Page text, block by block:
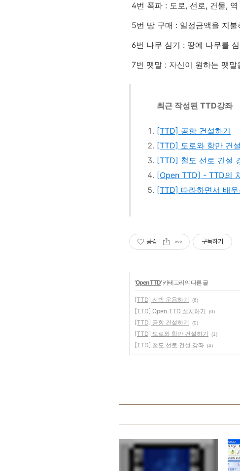
4번 폭파 : 도로, 선로, 건물,
5번 땅 구매 : 일정금액을 지
6번 나무 심기 : 땅에 나무를
7번 팻말 : 자신이 원하는 팻말
최근 작성된 TTD강좌
[TTD] 공항 건설하기
[TTD] 도로와 항만 건
[TTD] 철도 선로 건설
[Open TTD] - TTD의
[TTD] 따라하면서 배
공감 구독하기
'Open TTD' 카테고리의 다른 글
[TTD] 선박 운용하기 (6)
[TTD] Open TTD 설치하기 (0)
[TTD] 공항 건설하기 (0)
[TTD] 도로와 항만 건설하기 (1)
[TTD] 철도 선로 건설 강좌 (4)